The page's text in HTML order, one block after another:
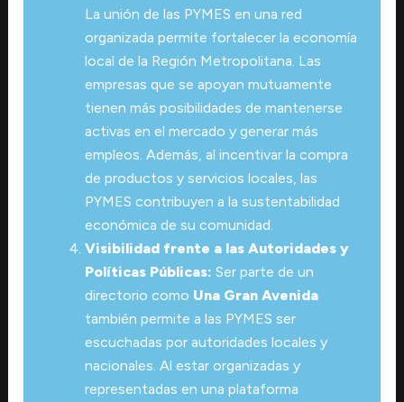
La unión de las PYMES en una red
organizada permite fortalecer la economía
local de la Región Metropolitana. Las
empresas que se apoyan mutuamente
tienen más posibilidades de mantenerse
activas en el mercado y generar más
empleos. Además, al incentivar la compra
de productos y servicios locales, las
PYMES contribuyen a la sustentabilidad
económica de su comunidad.
Visibilidad frente a las Autoridades y
Políticas Públicas: Ser parte de un
directorio como Una Gran Avenida
también permite a las PYMES ser
escuchadas por autoridades locales y
nacionales. Al estar organizadas y
representadas en una plataforma